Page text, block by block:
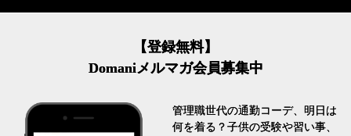
【登録無料】
Domaniメルマガ会員募集中
管理職世代の通勤コーデ、明日は
何を着る？子供の受験や習い事、